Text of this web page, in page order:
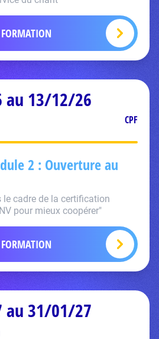
au 13/12/26
CPF
2 : Ouverture au
le cadre de la certification
pour mieux coopérer"
au 31/01/27